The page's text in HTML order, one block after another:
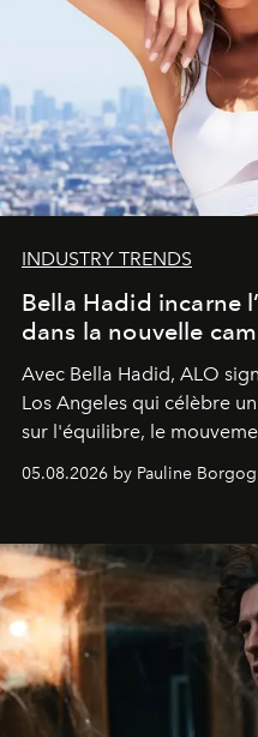
INDUSTRY TRENDS
Bella Hadid incarne
dans la nouvelle
Avec Bella Hadid, ALO
Los Angeles qui célèbre
sur l'équilibre, le
05.08.2026 by Pauline